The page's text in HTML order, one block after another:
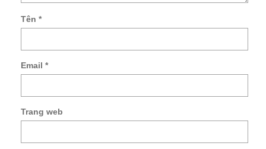
Tên *
Email *
Trang web